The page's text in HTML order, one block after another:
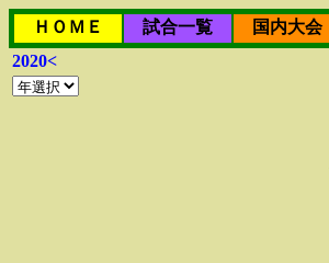
ＨＯＭＥ 試合一覧 国内大会
2020<